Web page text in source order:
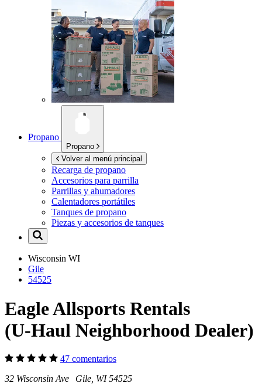
Propano
Propano
Volver al menú principal
Recarga de propano
Accesorios para parrilla
Parrillas y ahumadores
Calentadores portátiles
Tanques de propano
Piezas y accesorios de tanques
Wisconsin WI
Gile
54525
Eagle Allsports Rentals
(U-Haul Neighborhood Dealer)
47 comentarios
32 Wisconsin Ave Gile, WI 54525